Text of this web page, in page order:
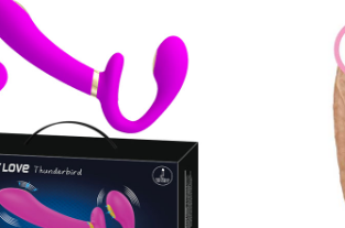
G, hoặc tiến tiền liệt
được